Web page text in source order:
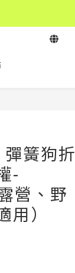
彈簧狗折
-
營、野
）